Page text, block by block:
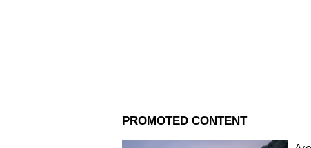
আনন্দ। মামলায় জড়িয়ে পড়ার